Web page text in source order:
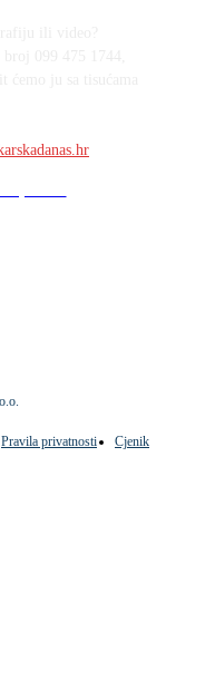
Pravila privatnosti
Cjenik